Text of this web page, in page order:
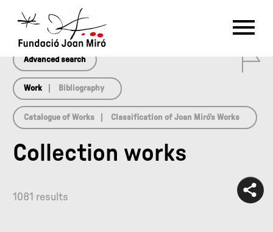
CAT
RU
中文
NL
PT
Advanced search
Work Bibliography
Catalogue of Works Classification of Joan Miró’s Works
Collection works
1081 results